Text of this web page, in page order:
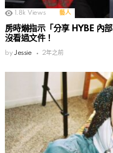
1.8k Views 藝人
房時爀指示「分享 HYBE 內
沒看過文件！
by Jessie 2年之前